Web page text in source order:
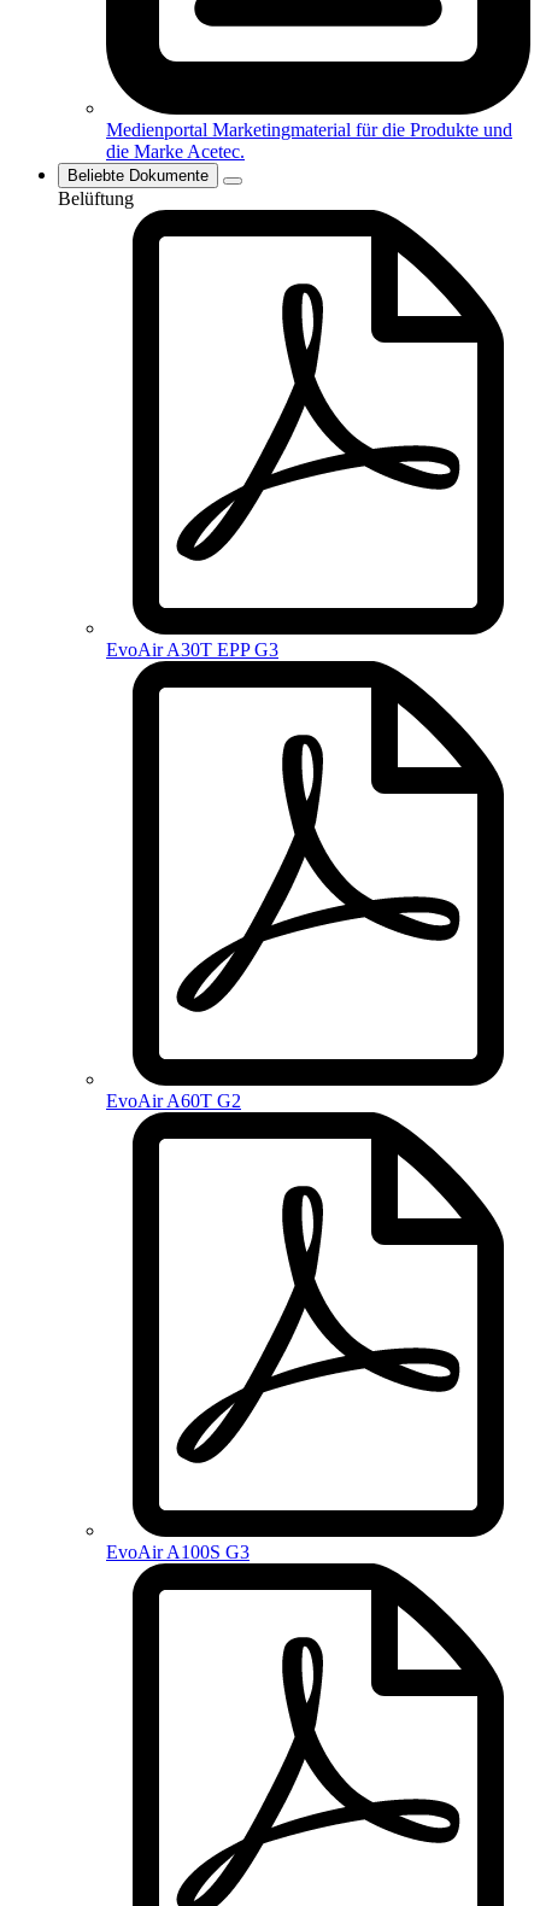
Medienportal Marketingmaterial für die Produkte und
die Marke Acetec.
Beliebte Dokumente
Belüftung
EvoAir A30T EPP G3
EvoAir A60T G2
EvoAir A100S G3